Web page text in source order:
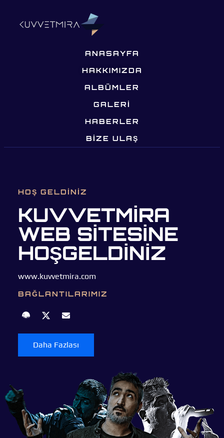
ANASAYFA
HAKKIMIZDA
ALBÜMLER
GALERİ
HABERLER
BIZE ULAŞ
HOŞ GELDINIZ
KUVVETMİRA
WEB SİTESİNE
HOŞGELDİNİZ
www.kuvvetmira.com
BAĞLANTILARIMIZ
Daha Fazlası